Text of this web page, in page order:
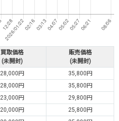
買取価格
(未開封)
販売価格
(未開封)
28,000円
35,800円
28,000円
35,800円
23,000円
29,800円
20,000円
25,800円